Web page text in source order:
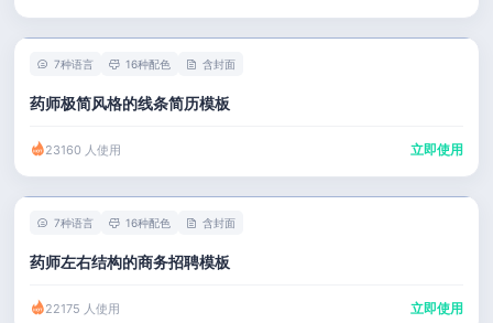
7种语言 16种配色 含封面
药师极简风格的线条简历模板
23160 人使用 立即使用
7种语言 16种配色 含封面
药师左右结构的商务招聘模板
22175 人使用 立即使用